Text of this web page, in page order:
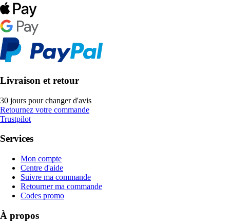
Livraison et retour
30 jours pour changer d'avis
Retournez votre commande
Trustpilot
Services
Mon compte
Centre d'aide
Suivre ma commande
Retourner ma commande
Codes promo
À propos